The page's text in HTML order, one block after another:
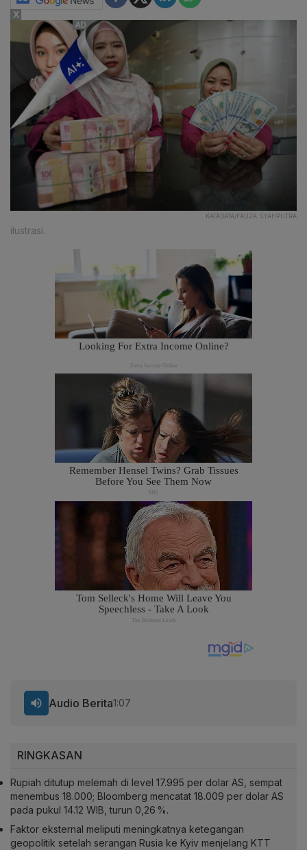
KATADATA/FAUZA SYAHPUTRA
ilustrasi.
RINGKASAN
Rupiah ditutup melemah di level 17.995 per dolar AS, sempat
menembus 18.000; Bloomberg mencatat 18.009 per dolar AS
pada pukul 14.12 WIB, turun 0,26 %.
Faktor eksternal meliputi meningkatnya ketegangan
geopolitik setelah serangan Rusia ke Kyiv menjelang KTT
Audio Berita1:07
X